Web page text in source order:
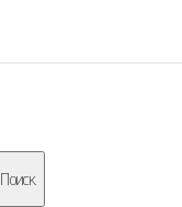
Поиск